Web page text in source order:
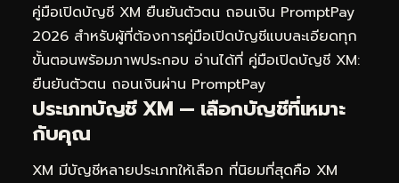
คู่มือเปิดบัญชี XM ยืนยันตัวตน ถอนเงิน PromptPay
2026 สำหรับผู้ที่ต้องการคู่มือเปิดบัญชีแบบละเอียดทุก
ขั้นตอนพร้อมภาพประกอบ อ่านได้ที่ คู่มือเปิดบัญชี XM:
ยืนยันตัวตน ถอนเงินผ่าน PromptPay
ประเภทบัญชี XM — เลือกบัญชีที่เหมาะ
กับคุณ
XM มีบัญชีหลายประเภทให้เลือก ที่นิยมที่สุดคือ XM